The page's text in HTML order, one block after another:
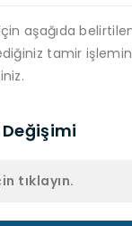
aşağıda
tamir
tıklayın.